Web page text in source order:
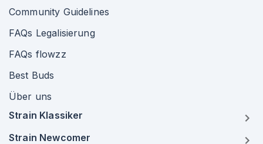
Community Guidelines
FAQs Legalisierung
FAQs flowzz
Best Buds
Über uns
Strain Klassiker
Strain Newcomer